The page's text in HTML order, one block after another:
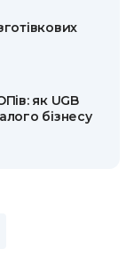
як UGB
бізнесу